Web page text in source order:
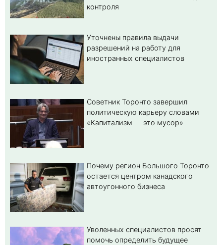
контроля
Уточнены правила выдачи
разрешений на работу для
иностранных специалистов
Советник Торонто завершил
политическую карьеру словами
«Капитализм — это мусор»
Почему регион Большого Торонто
остается центром канадского
автоугонного бизнеса
Уволенных специалистов просят
помочь определить будущее